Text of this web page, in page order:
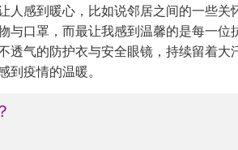
人感到暖心，比如说邻居之间的一些关
与口罩，而最让我感到温馨的是每一位
透气的防护衣与安全眼镜，持续留着大
疫情的温暖。